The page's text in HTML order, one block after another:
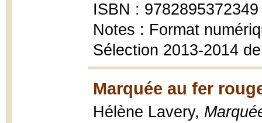
ISBN : 9782895372349
Notes : Format
Sélection 2013-2014
Marquée au fer
Hélène Lavery,